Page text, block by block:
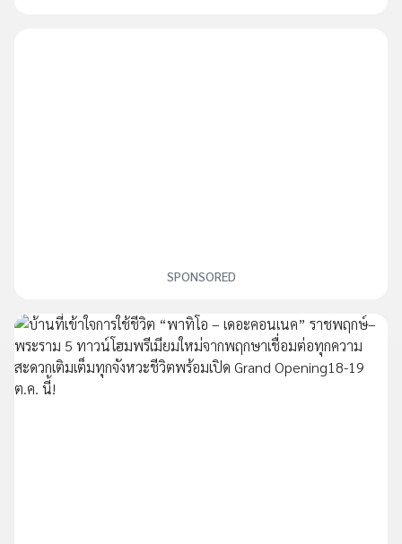
SPONSORED